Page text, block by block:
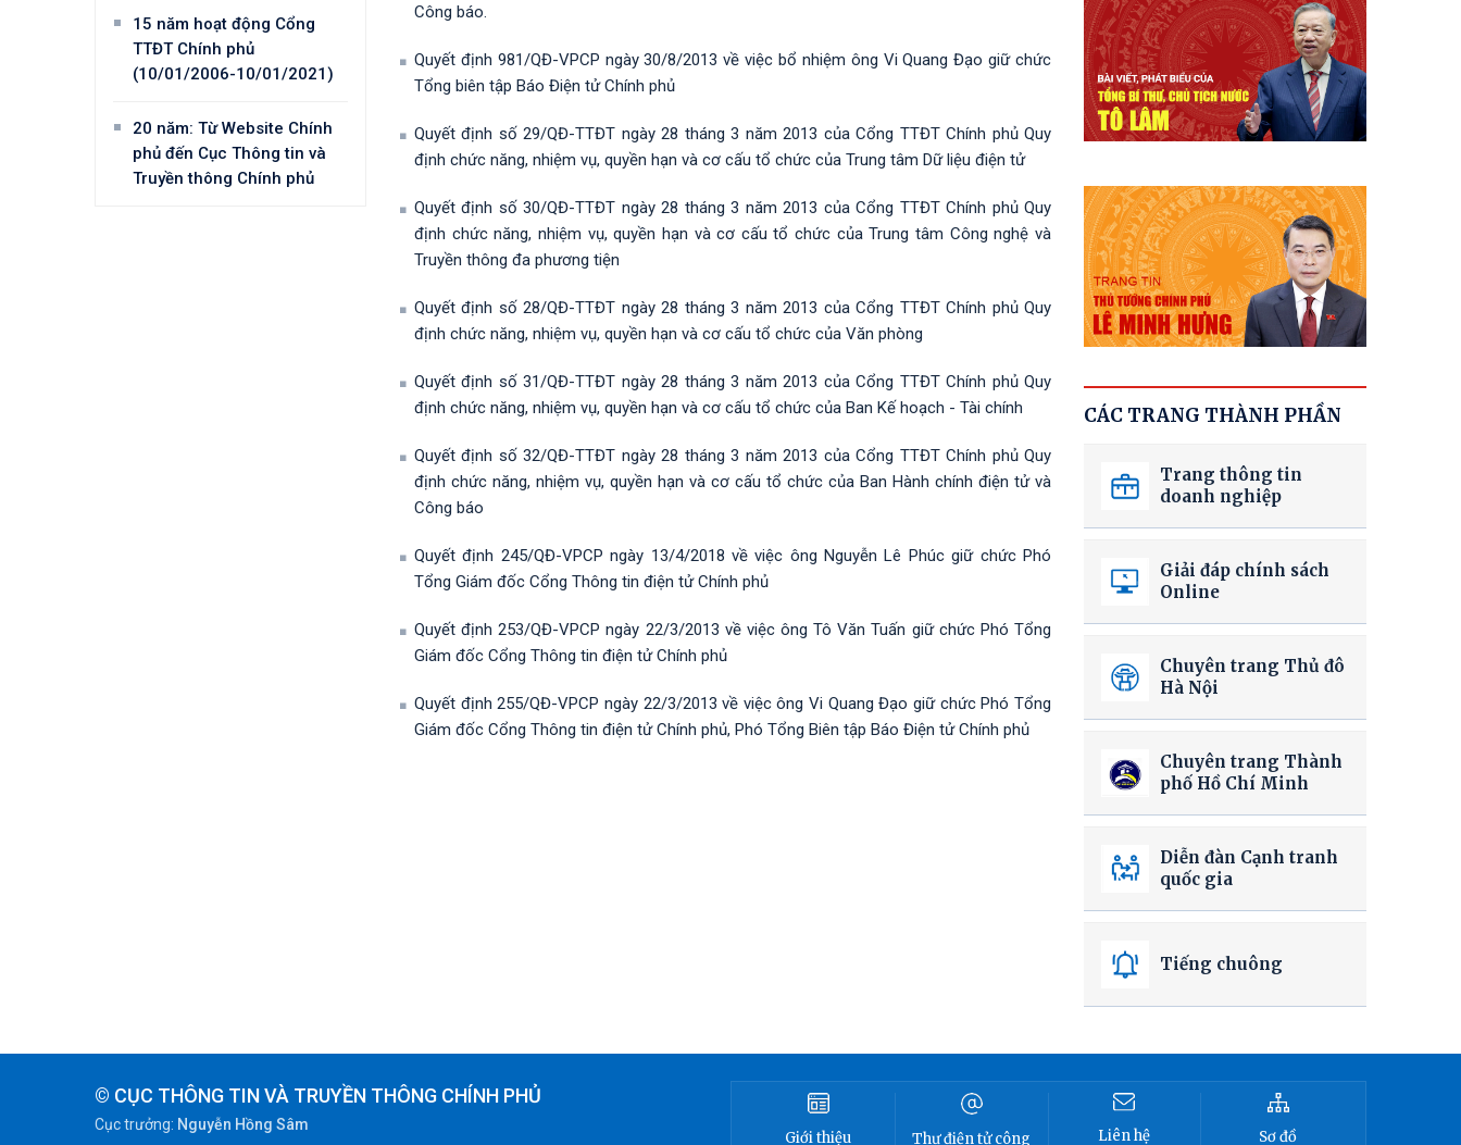
15 năm hoạt động Cổng
TTĐT Chính phủ
(10/01/2006-10/01/2021)
20 năm: Từ Website Chính
phủ đến Cục Thông tin và
Truyền thông Chính phủ
Công báo.
Quyết định 981/QĐ-VPCP ngày 30/8/2013 về việc bổ nhiệm ông Vi Quang Đạo giữ chức
Tổng biên tập Báo Điện tử Chính phủ
Quyết định số 29/QĐ-TTĐT ngày 28 tháng 3 năm 2013 của Cổng TTĐT Chính phủ Quy
định chức năng, nhiệm vụ, quyền hạn và cơ cấu tổ chức của Trung tâm Dữ liệu điện tử
Quyết định số 30/QĐ-TTĐT ngày 28 tháng 3 năm 2013 của Cổng TTĐT Chính phủ Quy
định chức năng, nhiệm vụ, quyền hạn và cơ cấu tổ chức của Trung tâm Công nghệ và
Truyền thông đa phương tiện
Quyết định số 28/QĐ-TTĐT ngày 28 tháng 3 năm 2013 của Cổng TTĐT Chính phủ Quy
định chức năng, nhiệm vụ, quyền hạn và cơ cấu tổ chức của Văn phòng
Quyết định số 31/QĐ-TTĐT ngày 28 tháng 3 năm 2013 của Cổng TTĐT Chính phủ Quy
định chức năng, nhiệm vụ, quyền hạn và cơ cấu tổ chức của Ban Kế hoạch - Tài chính
Quyết định số 32/QĐ-TTĐT ngày 28 tháng 3 năm 2013 của Cổng TTĐT Chính phủ Quy
định chức năng, nhiệm vụ, quyền hạn và cơ cấu tổ chức của Ban Hành chính điện tử và
Công báo
Quyết định 245/QĐ-VPCP ngày 13/4/2018 về việc ông Nguyễn Lê Phúc giữ chức Phó
Tổng Giám đốc Cổng Thông tin điện tử Chính phủ
Quyết định 253/QĐ-VPCP ngày 22/3/2013 về việc ông Tô Văn Tuấn giữ chức Phó Tổng
Giám đốc Cổng Thông tin điện tử Chính phủ
Quyết định 255/QĐ-VPCP ngày 22/3/2013 về việc ông Vi Quang Đạo giữ chức Phó Tổng
Giám đốc Cổng Thông tin điện tử Chính phủ, Phó Tổng Biên tập Báo Điện tử Chính phủ
CÁC TRANG THÀNH PHẦN
Trang thông tin
doanh nghiệp
Giải đáp chính sách
Online
Chuyên trang Thủ đô
Hà Nội
Chuyên trang Thành
phố Hồ Chí Minh
Diễn đàn Cạnh tranh
quốc gia
Tiếng chuông
© CỤC THÔNG TIN VÀ TRUYỀN THÔNG CHÍNH PHỦ
Cục trưởng: Nguyễn Hồng Sâm
Giới thiệu Thư điện tử công Liên hệ Sơ đồ